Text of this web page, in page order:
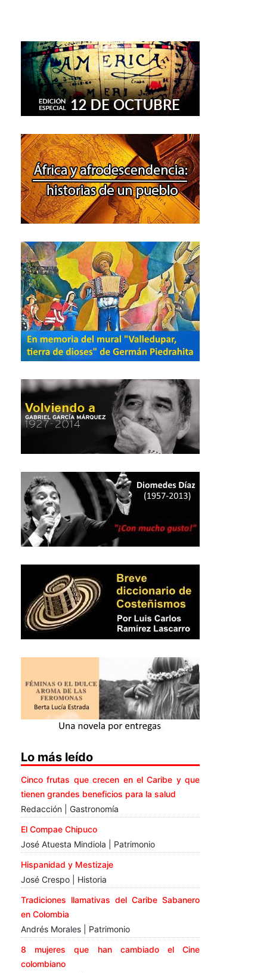
Lo más leído
Cinco frutas que crecen en el Caribe y que
tienen grandes beneficios para la salud
Redacción | Gastronomía
El Compae Chipuco
José Atuesta Mindiola | Patrimonio
Hispanidad y Mestizaje
José Crespo | Historia
Tradiciones llamativas del Caribe Sabanero
en Colombia
Andrés Morales | Patrimonio
8 mujeres que han cambiado el Cine
colombiano